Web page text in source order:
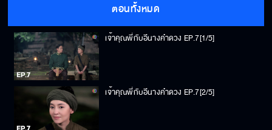
ตอนทั้งหมด
เจ้าคุณพี่กับอีนางคำดวง EP.7[1/5]
เจ้าคุณพี่กับอีนางคำดวง EP.7[2/5]